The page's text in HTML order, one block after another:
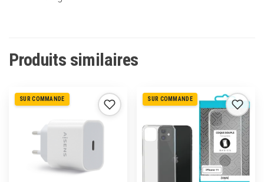
Produits similaires
SUR COMMANDE SUR COMMANDE